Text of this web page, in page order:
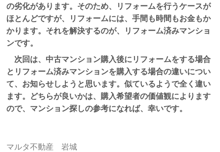
の劣化があります。そのため、リフォームを行うケースが
ほとんどですが、リフォームには、手間も時間もお金もか
かります。それを解決するのが、リフォーム済みマンショ
ンです。
次回は、中古マンション購入後にリフォームをする場合
とリフォーム済みマンションを購入する場合の違いについ
て、お知らせしようと思います。似ているようで全く違い
ます。どちらが良いかは、購入希望者の価値観によります
ので、マンション探しの参考になれば、幸いです。
マルタ不動産 岩城